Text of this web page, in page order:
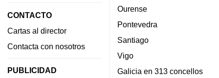
CONTACTO
Cartas al director
Contacta con nosotros
PUBLICIDAD
Ourense
Pontevedra
Santiago
Vigo
Galicia en 313 concellos